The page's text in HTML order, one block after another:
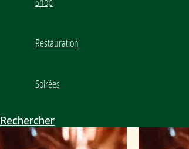
Restauration
Soirées
Rechercher